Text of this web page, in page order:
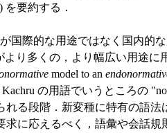
を要約する．
国際的な用途ではなく国内的
より多くの，より幅広い用途に
model to an
の用語でいうところの
れる段階．新変種に特有の語
求に応えるべく，語彙や会話